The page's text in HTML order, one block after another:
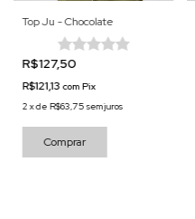
Top Ju - Chocolate
R$127,50
R$121,13com Pix
2 xde R$63,75 sem juros
Comprar